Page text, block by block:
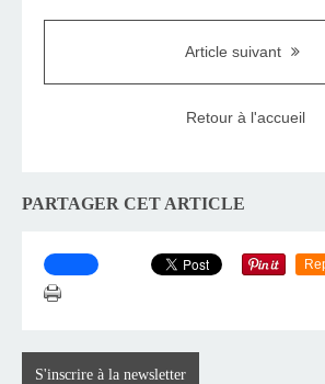
Article suivant
Retour à l'accueil
PARTAGER CET ARTICLE
S'inscrire à la newsletter